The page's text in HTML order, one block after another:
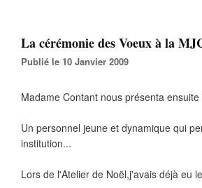
La cérémonie des Voeux à la
Publié le 10 Janvier 2009
Madame Contant nous présenta
Un personnel jeune et dynamique qui
institution...
Lors de l'Atelier de Noël,j'avais déjà eu